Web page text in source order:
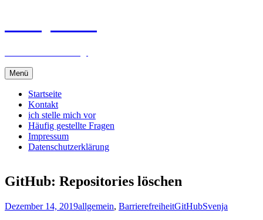
Menü Zum
Inhalt
springen
Startseite
Kontakt
ich stelle mich vor
Häufig gestellte Fragen
Impressum
Datenschutzerklärung
GitHub: Repositories löschen
Dezember 14, 2019allgemein, BarrierefreiheitGitHubSvenja